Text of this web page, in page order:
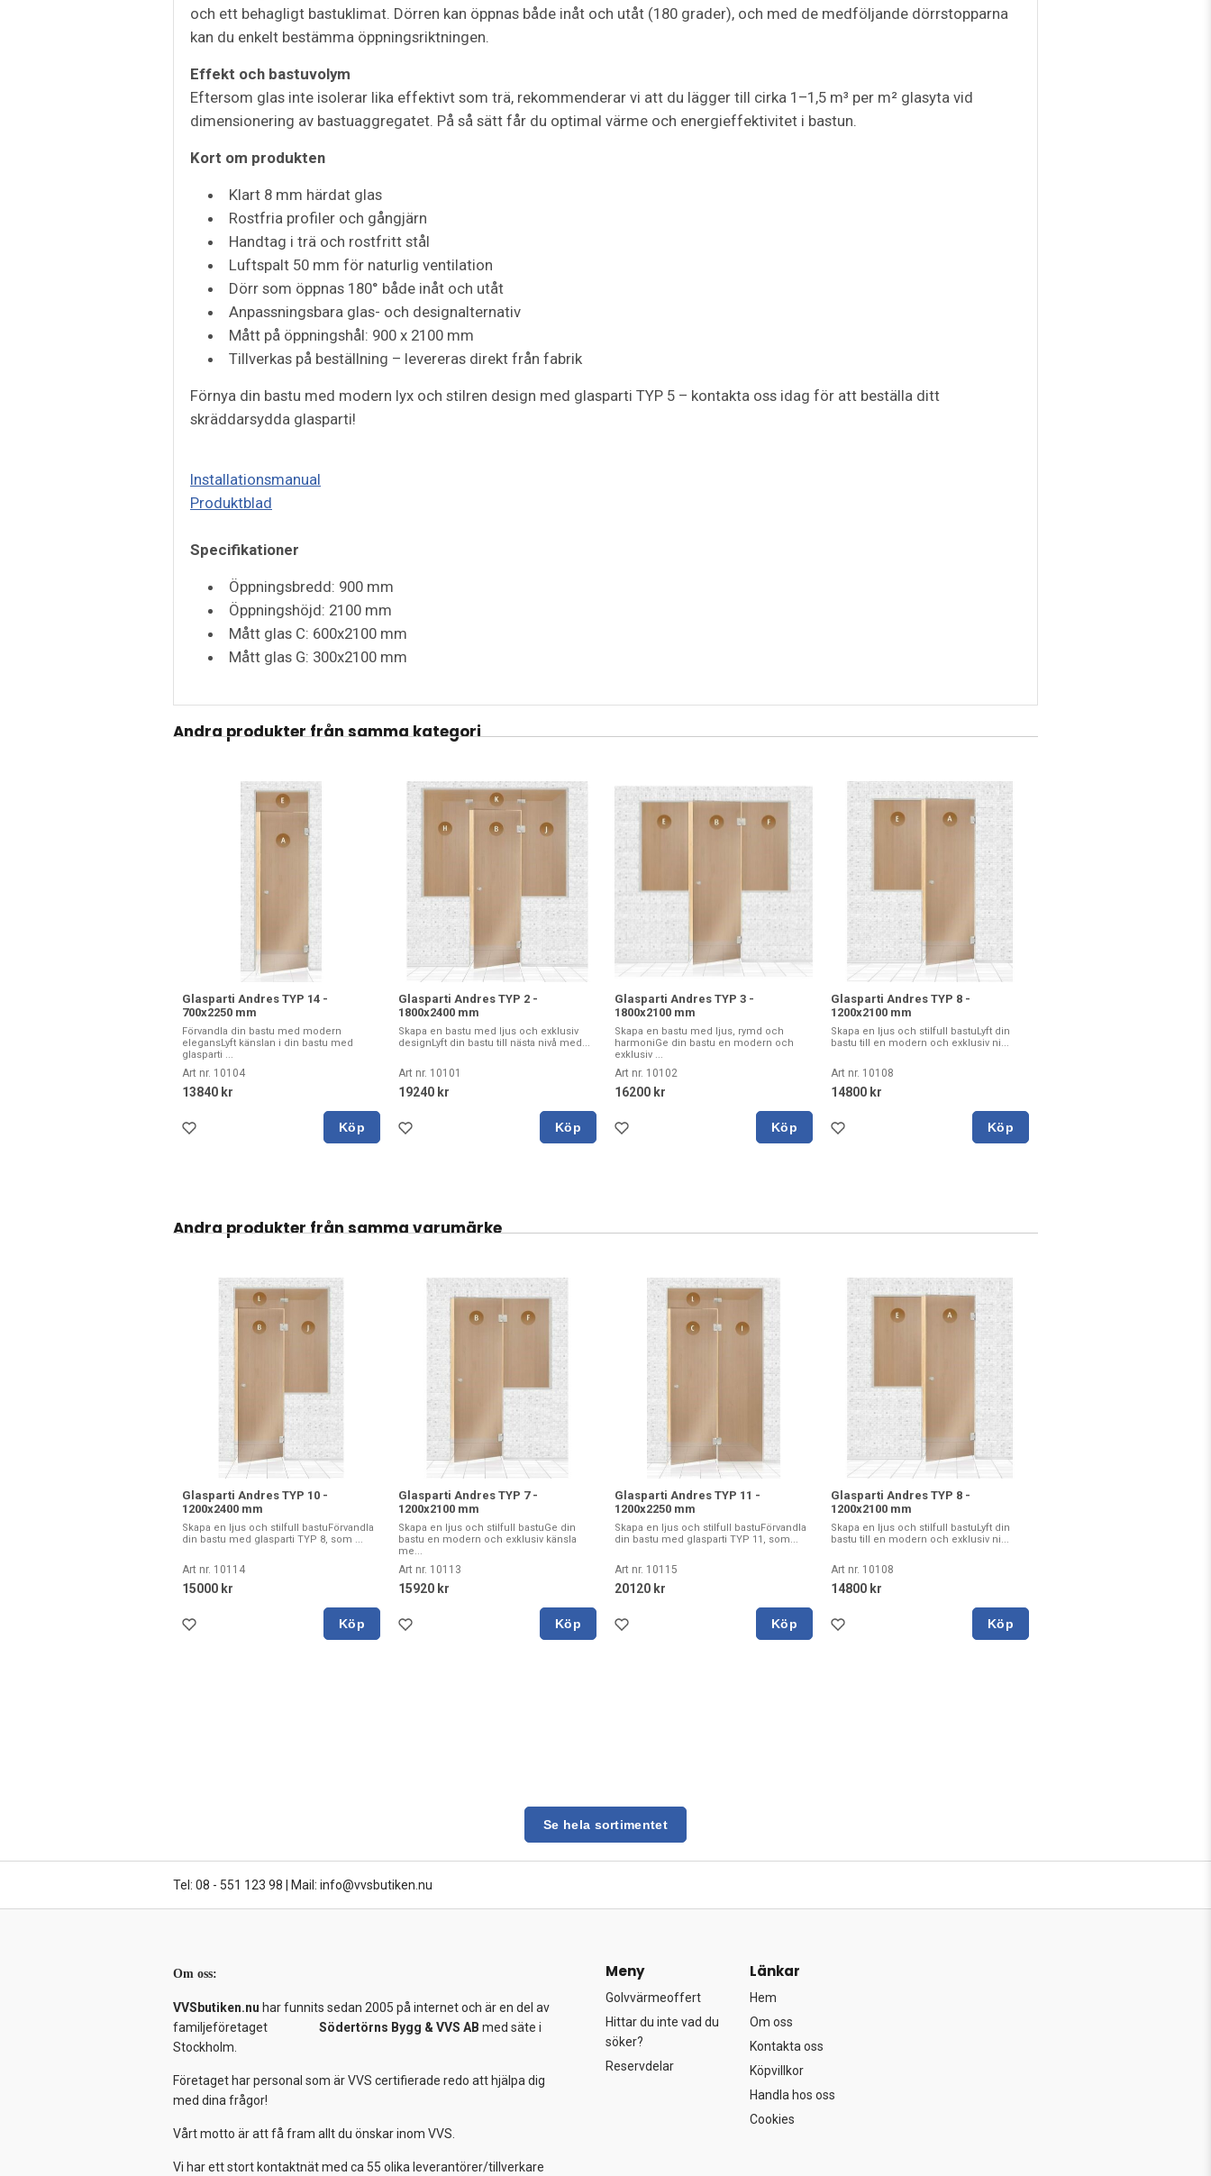
och ett behagligt bastuklimat. Dörren kan öppnas både inåt och utåt (180 grader), och med de medföljande dörrstopparna
kan du enkelt bestämma öppningsriktningen.
Effekt och bastuvolym
Eftersom glas inte isolerar lika effektivt som trä, rekommenderar vi att du lägger till cirka 1–1,5 m³ per m² glasyta vid
dimensionering av bastuaggregatet. På så sätt får du optimal värme och energieffektivitet i bastun.
Kort om produkten
Klart 8 mm härdat glas
Rostfria profiler och gångjärn
Handtag i trä och rostfritt stål
Luftspalt 50 mm för naturlig ventilation
Dörr som öppnas 180° både inåt och utåt
Anpassningsbara glas- och designalternativ
Mått på öppningshål: 900 x 2100 mm
Tillverkas på beställning – levereras direkt från fabrik
Förnya din bastu med modern lyx och stilren design med glasparti TYP 5 – kontakta oss idag för att beställa ditt
skräddarsydda glasparti!
Installationsmanual
Produktblad
Specifikationer
Öppningsbredd: 900 mm
Öppningshöjd: 2100 mm
Mått glas C: 600x2100 mm
Mått glas G: 300x2100 mm
Andra produkter från samma kategori
Glasparti Andres TYP 14 -
700x2250 mm
Förvandla din bastu med modern
elegansLyft känslan i din bastu med
glasparti ...
Art nr. 10104
13840 kr
Köp
Glasparti Andres TYP 2 -
1800x2400 mm
Skapa en bastu med ljus och exklusiv
designLyft din bastu till nästa nivå med...
Art nr. 10101
19240 kr
Köp
Glasparti Andres TYP 3 -
1800x2100 mm
Skapa en bastu med ljus, rymd och
harmoniGe din bastu en modern och
exklusiv ...
Art nr. 10102
16200 kr
Köp
Glasparti Andres TYP 8 -
1200x2100 mm
Skapa en ljus och stilfull bastuLyft din
bastu till en modern och exklusiv ni...
Art nr. 10108
14800 kr
Köp
Andra produkter från samma varumärke
Glasparti Andres TYP 10 -
1200x2400 mm
Skapa en ljus och stilfull bastuFörvandla
din bastu med glasparti TYP 8, som ...
Art nr. 10114
15000 kr
Köp
Glasparti Andres TYP 7 -
1200x2100 mm
Skapa en ljus och stilfull bastuGe din
bastu en modern och exklusiv känsla
me...
Art nr. 10113
15920 kr
Köp
Glasparti Andres TYP 11 -
1200x2250 mm
Skapa en ljus och stilfull bastuFörvandla
din bastu med glasparti TYP 11, som...
Art nr. 10115
20120 kr
Köp
Glasparti Andres TYP 8 -
1200x2100 mm
Skapa en ljus och stilfull bastuLyft din
bastu till en modern och exklusiv ni...
Art nr. 10108
14800 kr
Köp
Se hela sortimentet
Tel: 08 - 551 123 98 Mail: info@vvsbutiken.nu
Om oss:
VVSbutiken.nu har funnits sedan 2005 på internet och är en del av
familjeföretaget Södertörns Bygg & VVS AB med säte i
Stockholm.
Företaget har personal som är VVS certifierade redo att hjälpa dig
med dina frågor!
Vårt motto är att få fram allt du önskar inom VVS.
Vi har ett stort kontaktnät med ca 55 olika leverantörer/tillverkare
Meny
Golvvärmeoffert
Hittar du inte vad du
söker?
Reservdelar
Länkar
Hem
Om oss
Kontakta oss
Köpvillkor
Handla hos oss
Cookies